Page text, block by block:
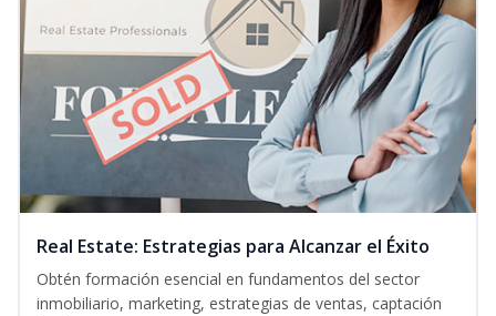
Real Estate: Estrategias para Alcanzar el Éxito
Obtén formación esencial en fundamentos del sector
inmobiliario, marketing, estrategias de ventas, captación